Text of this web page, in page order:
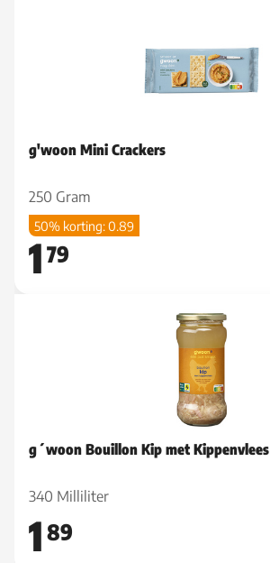
g'woon Mini Crackers
250 Gram
50% korting: 0.89
1 79
g´woon Bouillon Kip met Kippenvlees
340 Milliliter
1 89